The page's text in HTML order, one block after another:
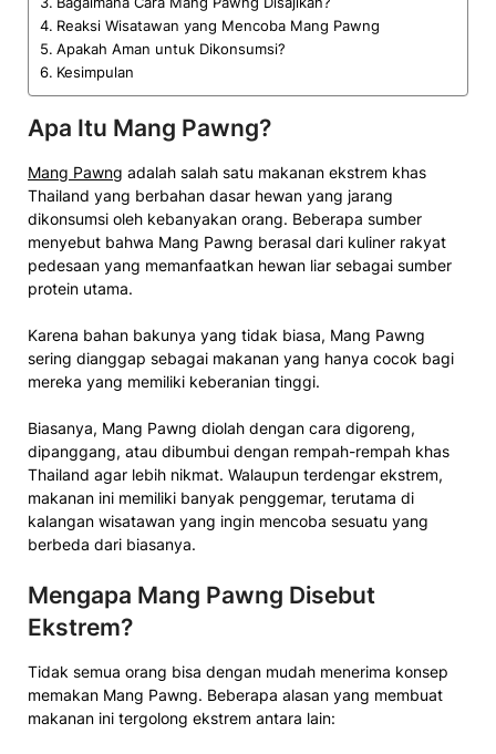
Reaksi Wisatawan yang Mencoba Mang Pawng
Apakah Aman untuk Dikonsumsi?
Kesimpulan
Apa Itu Mang Pawng?
Mang Pawng adalah salah satu makanan ekstrem khas
Thailand yang berbahan dasar hewan yang jarang
dikonsumsi oleh kebanyakan orang. Beberapa sumber
menyebut bahwa Mang Pawng berasal dari kuliner rakyat
pedesaan yang memanfaatkan hewan liar sebagai sumber
protein utama.
Karena bahan bakunya yang tidak biasa, Mang Pawng
sering dianggap sebagai makanan yang hanya cocok bagi
mereka yang memiliki keberanian tinggi.
Biasanya, Mang Pawng diolah dengan cara digoreng,
dipanggang, atau dibumbui dengan rempah-rempah khas
Thailand agar lebih nikmat. Walaupun terdengar ekstrem,
makanan ini memiliki banyak penggemar, terutama di
kalangan wisatawan yang ingin mencoba sesuatu yang
berbeda dari biasanya.
Mengapa Mang Pawng Disebut
Ekstrem?
Tidak semua orang bisa dengan mudah menerima konsep
memakan Mang Pawng. Beberapa alasan yang membuat
makanan ini tergolong ekstrem antara lain: